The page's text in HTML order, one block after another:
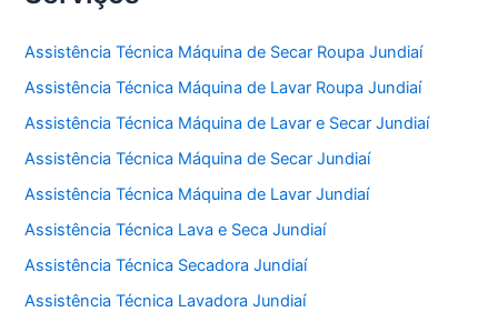
e
b
o
o
k
er s
A
p
p
Assistência Técnica Máquina de Secar Roupa Jundiaí
Assistência Técnica Máquina de Lavar Roupa Jundiaí
Assistência Técnica Máquina de Lavar e Secar Jundiaí
Assistência Técnica Máquina de Secar Jundiaí
Assistência Técnica Máquina de Lavar Jundiaí
Assistência Técnica Lava e Seca Jundiaí
Assistência Técnica Secadora Jundiaí
Assistência Técnica Lavadora Jundiaí